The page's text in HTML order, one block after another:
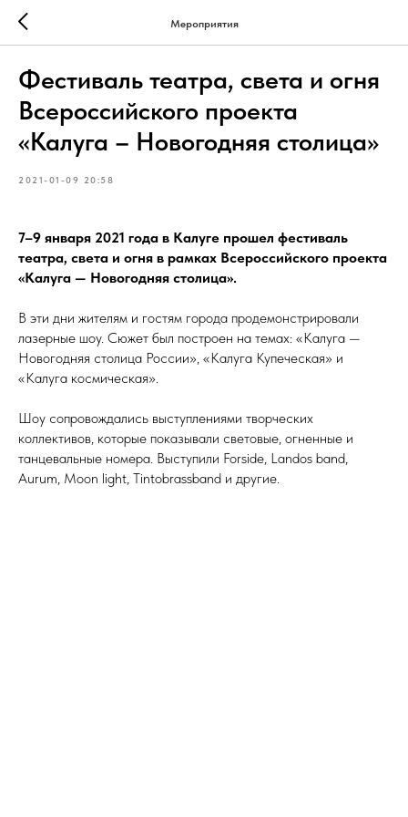
Мероприятия
Фестиваль театра, света и огня
Всероссийского проекта
«Калуга – Новогодняя столица»
2021-01-09 20:58
7–9 января 2021 года в Калуге прошел фестиваль
театра, света и огня в рамках Всероссийского проекта
«Калуга — Новогодняя столица».
В эти дни жителям и гостям города продемонстрировали
лазерные шоу. Сюжет был построен на темах: «Калуга —
Новогодняя столица России», «Калуга Купеческая» и
«Калуга космическая».
Шоу сопровождались выступлениями творческих
коллективов, которые показывали световые, огненные и
танцевальные номера. Выступили Forside, Landos band,
Aurum, Moon light, Tintobrassband и другие.